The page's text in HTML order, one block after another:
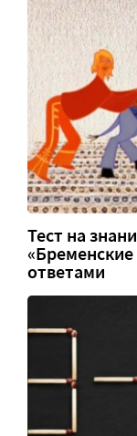
Тест на
ответами